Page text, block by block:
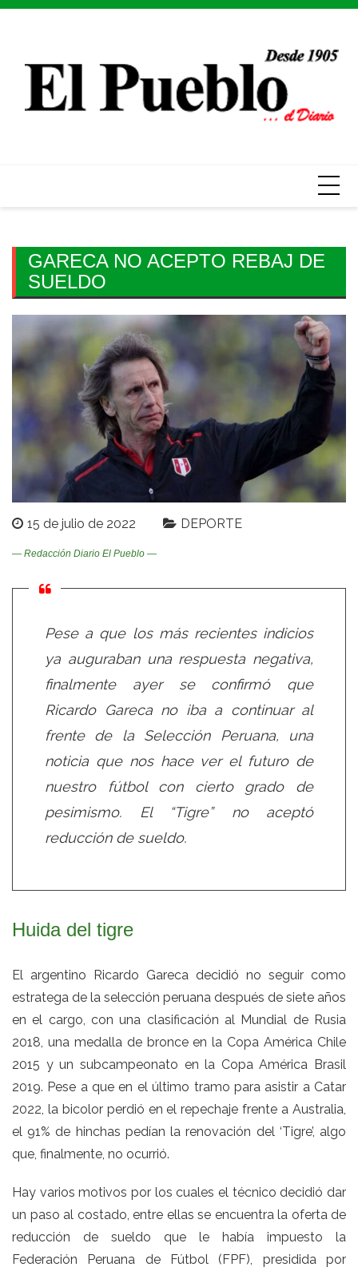
Skip
GARECA NO ACEPTO REBAJ DE
SUELDO
15 de julio de 2022 DEPORTE
— Redacción Diario El Pueblo —
Pese a que los más recientes indicios
ya auguraban una respuesta negativa,
finalmente ayer se confirmó que
Ricardo Gareca no iba a continuar al
frente de la Selección Peruana, una
noticia que nos hace ver el futuro de
nuestro fútbol con cierto grado de
pesimismo. El “Tigre” no aceptó
reducción de sueldo.
Huida del tigre
El argentino Ricardo Gareca decidió no seguir como
estratega de la selección peruana después de siete años
en el cargo, con una clasificación al Mundial de Rusia
2018, una medalla de bronce en la Copa América Chile
2015 y un subcampeonato en la Copa América Brasil
2019. Pese a que en el último tramo para asistir a Catar
2022, la bicolor perdió en el repechaje frente a Australia,
el 91% de hinchas pedían la renovación del ‘Tigre’, algo
que, finalmente, no ocurrió.
Hay varios motivos por los cuales el técnico decidió dar
un paso al costado, entre ellas se encuentra la oferta de
reducción de sueldo que le había impuesto la
Federación Peruana de Fútbol (FPF), presidida por